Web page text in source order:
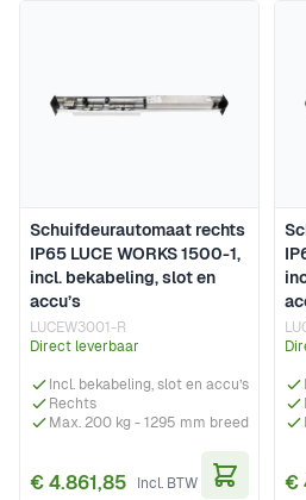
Schuifdeurautomaat rechts
IP65 LUCE WORKS 1500-1,
incl. bekabeling, slot en
accu’s
LUCEW3001-R
Direct leverbaar
Incl. bekabeling, slot en accu’s
Rechts
Max. 200 kg - 1295 mm breed
€ 4.861,85 €